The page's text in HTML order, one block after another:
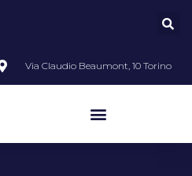
Via Claudio Beaumont, 10 Torino